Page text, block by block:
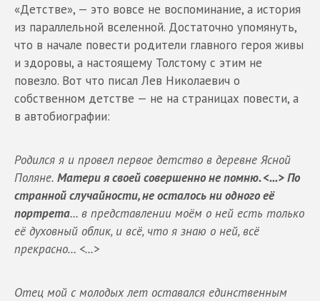
«Детстве», — это вовсе не воспоминание, а история
из параллельной вселенной. Достаточно упомянуть,
что в начале повести родители главного героя живы
и здоровы, а настоящему Толстому с этим не
повезло. Вот что писал Лев Николаевич о
собственном детстве — не на страницах повести, а
в автобиографии:
Родился я и провел первое детство в деревне Ясной
Поляне. Матери я своей совершенно не помню. <...> По
странной случайности, не осталось ни одного её
портрета... в представлении моём о ней есть только
её духовный облик, и всё, что я знаю о ней, всё
прекрасно… <...>
Отец мой с молодых лет оставался единственным